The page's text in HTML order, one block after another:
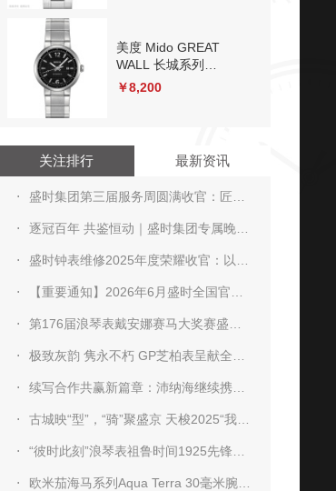
美度 Mido GREAT
WALL 长城系列
M015.230.11.057.00 机
￥8,200
关注排行 最新资讯
盛时集团第三届服务周圆满收官：匠心服务焕新时光，暖心守护不负信赖
逐冠百年 共鉴恒动｜盛时集团专属晚宴致敬劳力士蚝式腕表百年传奇
盛时钟表维修2025年度荣耀收官：以专业铸就信赖，以服务诠释尊享
【重要通知】2026年6月盛时全国官方维修门店地址焕新 附最新正规服务网点
第176届浪琴表戴安娜赛马大奖赛盛装上演 骑手Christophe Soumillon策骑Gezora勇夺冠军
极致灰韵 隽永不朽 GP芝柏表呈献全新Laureato桂冠系列42毫米无烬灰大明火珐琅腕表
续写合作共赢新篇章：沛纳海继续携手Luna Rossa帆船队，推出两款全新Luminor庐米诺系列时计
古城映“型”，“骑”聚盛京 天梭2025“我们 天生一队”城市骑行活动于沈阳圆满收官
“彼时此刻”浪琴表祖鲁时间1925先锋之夜 暨沉浸式体验展于北京优雅启幕
欧米茄海马系列Aqua Terra 30毫米腕表 my little secret